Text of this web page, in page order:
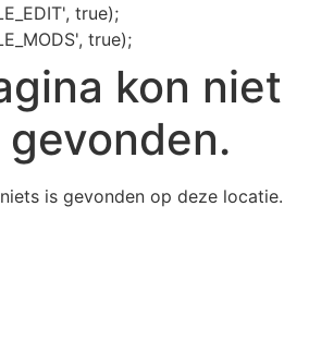
true);
true);
kon niet
is gevonden op deze locatie.